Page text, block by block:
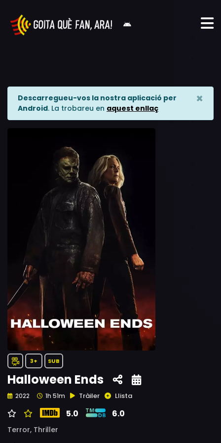
Descarregueu-vos la nostra aplicació per
Android. La trobareu en aquest enllaç
×
3+ SUB
Halloween Ends
2022 1h 51m Tràiler Llista
5.0 6.0
Terror, Thriller